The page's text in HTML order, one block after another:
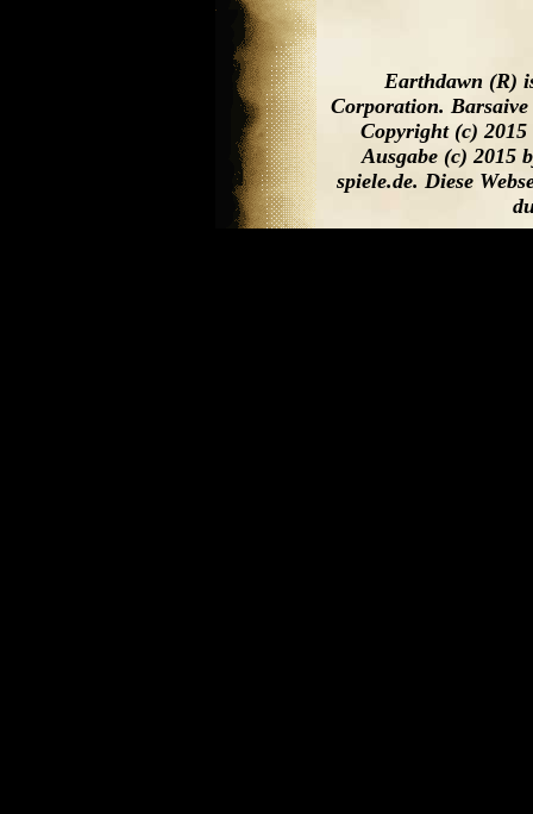
Earthdawn (R)
Corporation.
Copyright (c)
Ausgabe (c) 2015
spiele.de. Diese